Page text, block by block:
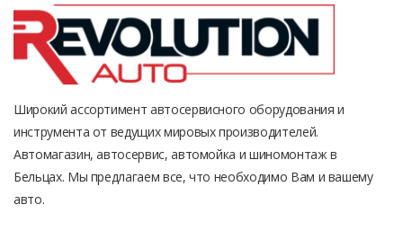
Широкий ассортимент автосервисного оборудования и
инструмента от ведущих мировых производителей.
Автомагазин, автосервис, автомойка и шиномонтаж в
Бельцах. Мы предлагаем все, что необходимо Вам и вашему
авто.